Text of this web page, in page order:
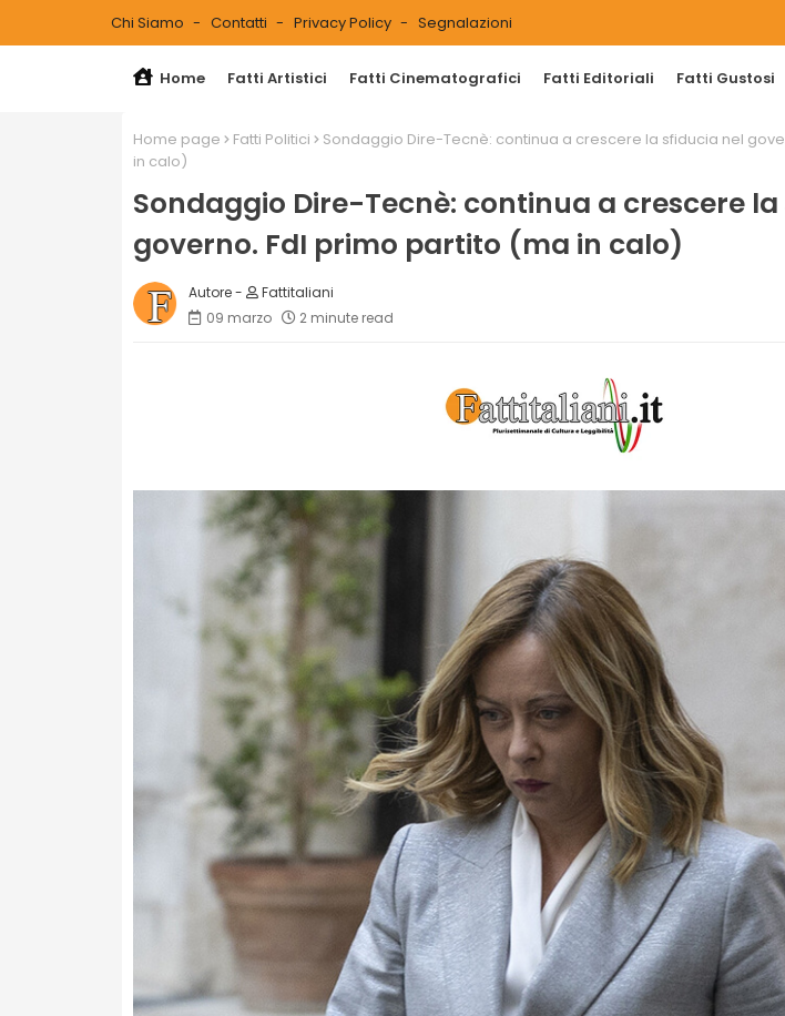
Chi Siamo Contatti Privacy Policy Segnalazioni
Home Fatti Artistici Fatti Cinematografici Fatti Editoriali Fatti Gustosi
Home page Fatti Politici
Sondaggio Dire-Tecnè: continua a crescere la sfiducia nel
in calo)
Sondaggio Dire-Tecnè: continua a crescere
governo. FdI primo partito (ma in calo)
Fattitaliani
09 marzo
2 minute read